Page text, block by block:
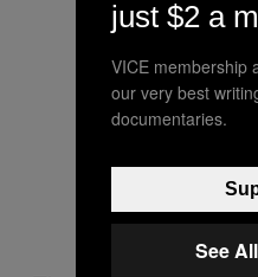
just $2 a
VICE membership
our very best
documentaries.
See